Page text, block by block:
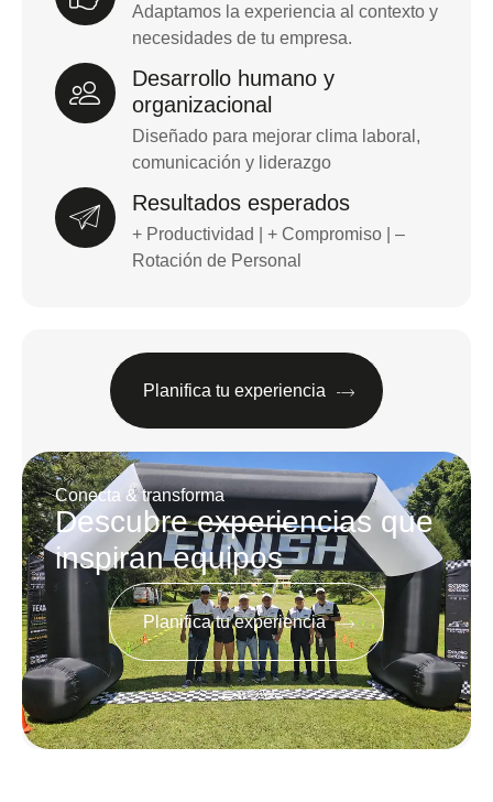
Adaptamos la experiencia al contexto y
necesidades de tu empresa.
Desarrollo humano y
organizacional
Diseñado para mejorar clima laboral,
comunicación y liderazgo
Resultados esperados
+ Productividad | + Compromiso | –
Rotación de Personal
Planifica tu experiencia
Conecta & transforma
Descubre experiencias que
inspiran equipos
Planifica tu experiencia